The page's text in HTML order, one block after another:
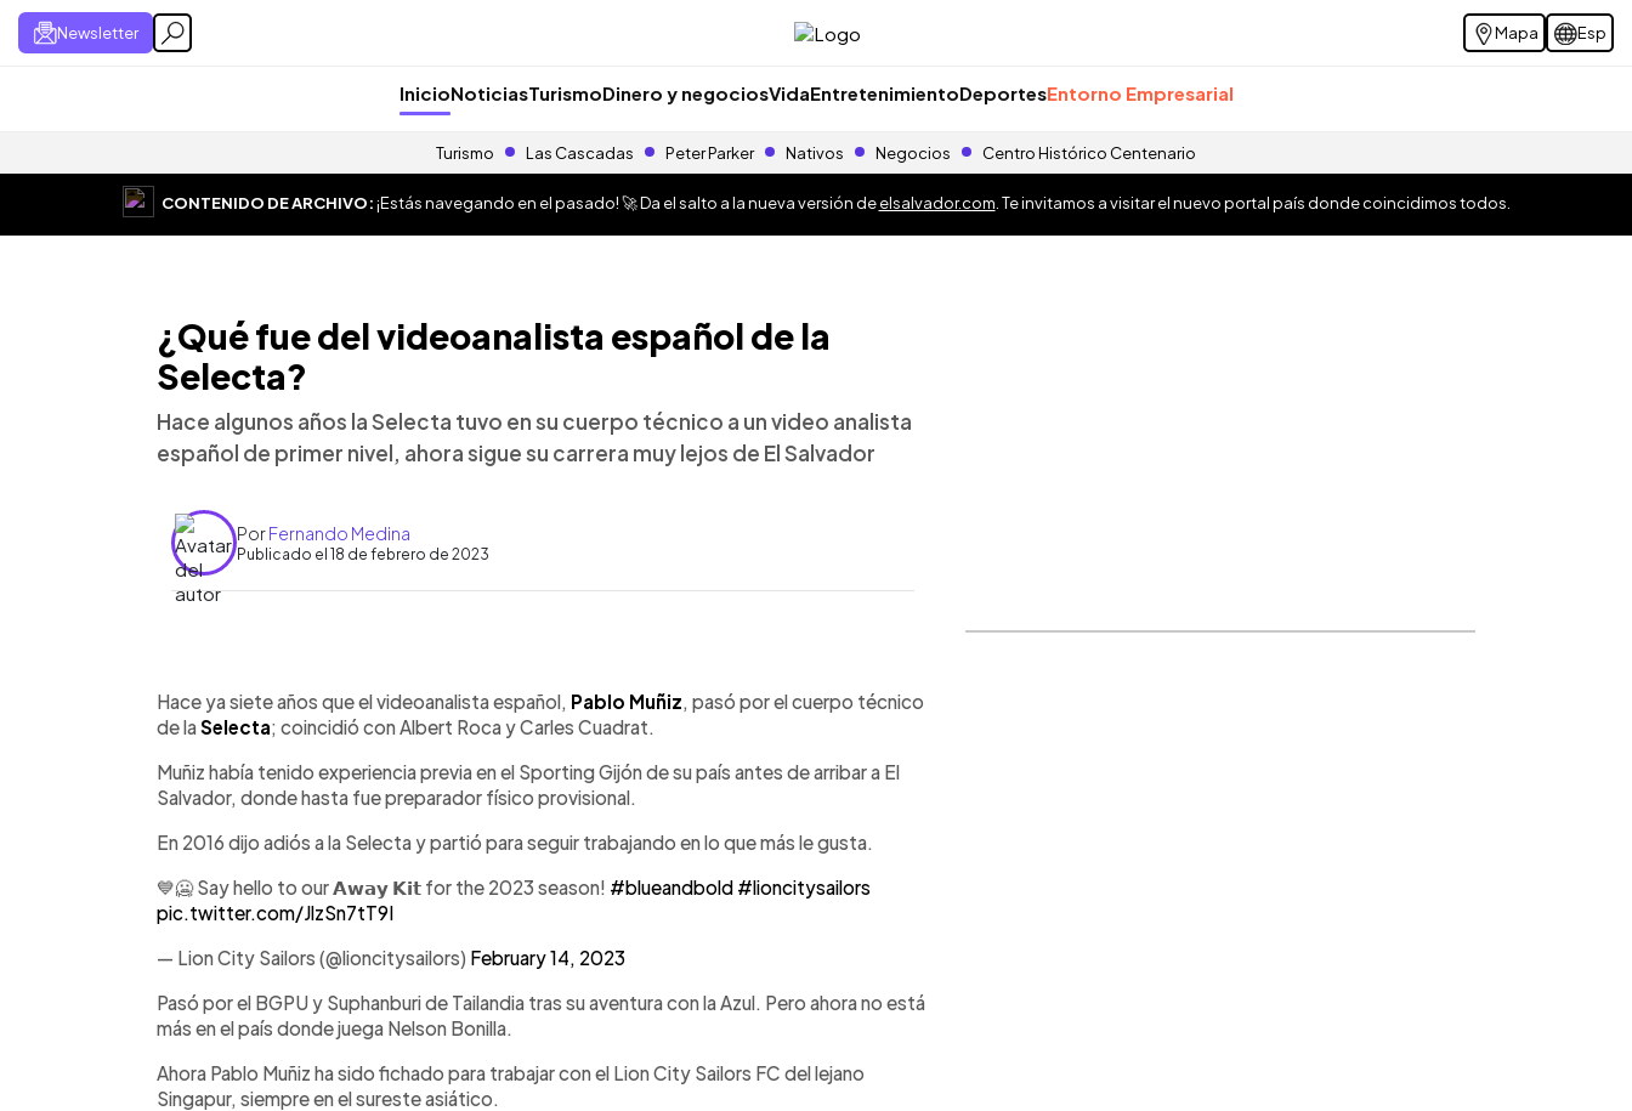
Newsletter Mapa Esp
InicioNoticiasTurismoDinero y negociosVidaEntretenimientoDeportesEntorno Empresarial
Turismo Las Cascadas Peter Parker Nativos Negocios Centro Histórico Centenario
CONTENIDO DE ARCHIVO:¡Estás navegando en el pasado! 🚀 Da el salto a la nueva versión deelsalvador.com . Te invitamos a visitar el nuevo portal país donde coincidimos todos.
¿Qué fue del videoanalista español de la
Selecta?
Hace algunos años la Selecta tuvo en su cuerpo técnico a un video analista
español de primer nivel, ahora sigue su carrera muy lejos de El Salvador
PorFernando Medina
Publicado el 18 de febrero de 2023
► Escuchar artículo
Hace ya siete años que el videoanalista español, Pablo Muñiz, pasó por el cuerpo técnico
de laSelecta; coincidió con Albert Roca y Carles Cuadrat.
Muñiz había tenido experiencia previa en el Sporting Gijón de su país antes de arribar a El
Salvador, donde hasta fue preparador físico provisional.
En 2016 dijo adiós a la Selecta y partió para seguir trabajando en lo que más le gusta.
💙🥶 Say hello to our 𝗔𝘄𝗮𝘆 𝗞𝗶𝘁 for the 2023 season! #blueandbold #lioncitysailors
pic.twitter.com/JlzSn7tT9I
— Lion City Sailors (@lioncitysailors) February 14, 2023
Pasó por el BGPU y Suphanburi de Tailandia tras su aventura con la Azul. Pero ahora no está
más en el país donde juega Nelson Bonilla.
Ahora Pablo Muñiz ha sido fichado para trabajar con el Lion City Sailors FC del lejano
Singapur, siempre en el sureste asiático.